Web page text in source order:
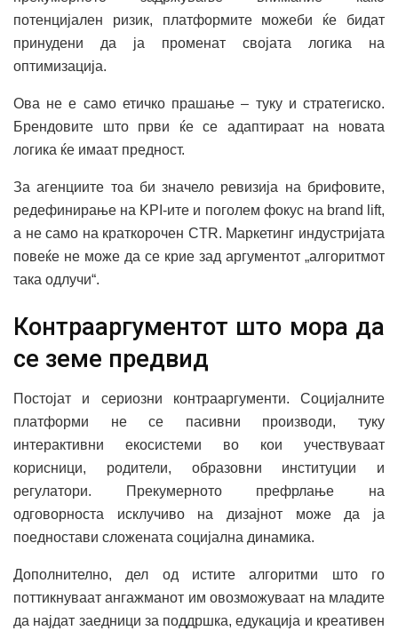
потенцијален ризик, платформите можеби ќе бидат
принудени да ја променат својата логика на
оптимизација.
Ова не е само етичко прашање – туку и стратегиско.
Брендовите што први ќе се адаптираат на новата
логика ќе имаат предност.
За агенциите тоа би значело ревизија на брифовите,
редефинирање на KPI-ите и поголем фокус на brand lift,
а не само на краткорочен CTR. Маркетинг индустријата
повеќе не може да се крие зад аргументот „алгоритмот
така одлучи“.
Контрааргументот што мора да
се земе предвид
Постојат и сериозни контрааргументи. Социјалните
платформи не се пасивни производи, туку
интерактивни екосистеми во кои учествуваат
корисници, родители, образовни институции и
регулатори. Прекумерното префрлање на
одговорноста исклучиво на дизајнот може да ја
поедностави сложената социјална динамика.
Дополнително, дел од истите алгоритми што го
поттикнуваат ангажманот им овозможуваат на младите
да најдат заедници за поддршка, едукација и креативен